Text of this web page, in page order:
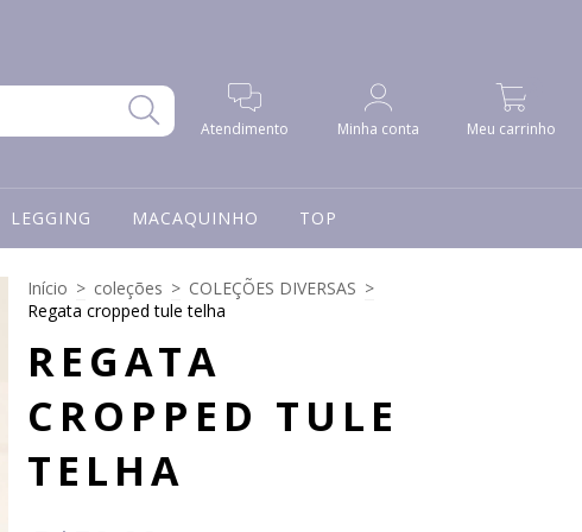
Atendimento Minha conta Meu carrinho
LEGGING MACAQUINHO TOP
Início > coleções > COLEÇÕES DIVERSAS >
Regata cropped tule telha
REGATA
CROPPED TULE
TELHA